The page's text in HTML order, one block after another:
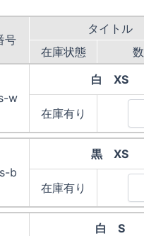
号
タイトル
在庫状態
w
白 XS
在庫有り
b
黒 XS
在庫有り
白 S